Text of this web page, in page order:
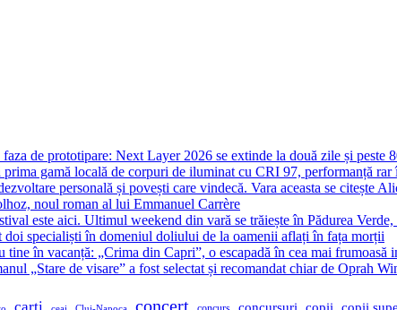
de prototipare: Next Layer 2026 se extinde la două zile și peste
gamă locală de corpuri de iluminat cu CRI 97, performanță
personală și povești care vindecă. Vara aceasta se citește
noul roman al lui Emmanuel Carrère
este aici. Ultimul weekend din vară se trăiește în Pădurea Verde,
doi specialiști în domeniul doliului de la oamenii aflați în fața morții
tine în vacanță: „Crima din Capri”, o escapadă în cea mai frumoasă
„Stare de visare” a fost selectat și recomandat chiar de Oprah
concert